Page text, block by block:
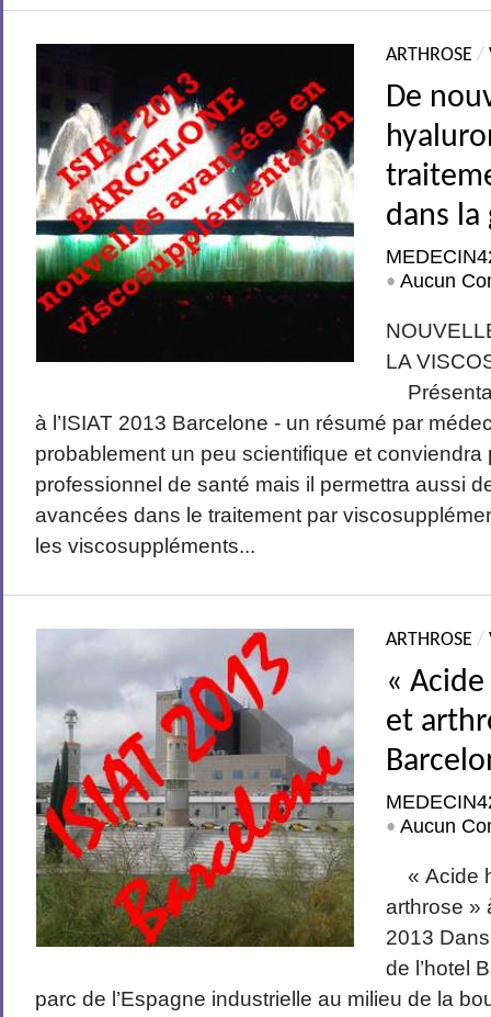
ARTHROSE /
De
dans
•Aucun
LA
à l’ISIAT 2013 Barcelone - un résumé par
probablement un peu scientifique et conviendra
professionnel de santé mais il permettra aussi
avancées dans le traitement par
les viscosuppléments...
ARTHROSE /
«
et
•Aucun
« Acide
arthrose »
2013
de l’hotel
parc de l’Espagne industrielle au milieu de la